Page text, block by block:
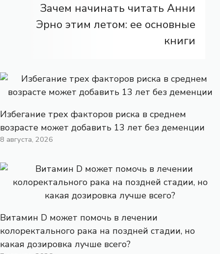
Зачем начинать читать Анни
Эрно этим летом: ее основные
книги
Избегание трех факторов риска в среднем
возрасте может добавить 13 лет без деменции
8 августа, 2026
Витамин D может помочь в лечении
колоректального рака на поздней стадии, но
какая дозировка лучше всего?